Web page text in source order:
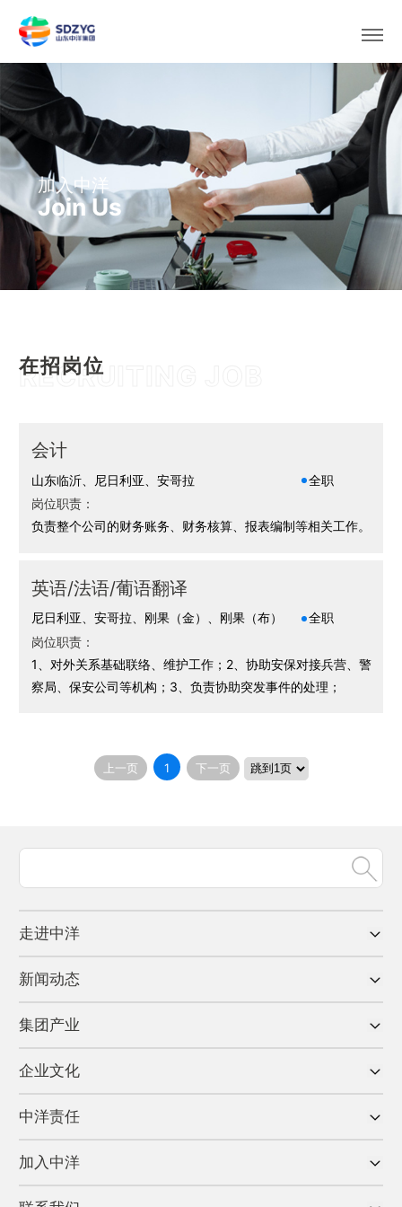
加入中洋
Join Us
在招岗位
RECRUITING JOB
会计
山东临沂、尼日利亚、安哥拉
全职
岗位职责：
负责整个公司的财务账务、财务核算、报表编制等相关工作。
英语/法语/葡语翻译
尼日利亚、安哥拉、刚果（金）、刚果（布）
全职
岗位职责：
1、对外关系基础联络、维护工作；2、协助安保对接兵营、警
察局、保安公司等机构；3、负责协助突发事件的处理；
上一页 1 下一页
走进中洋
新闻动态
集团产业
企业文化
中洋责任
加入中洋